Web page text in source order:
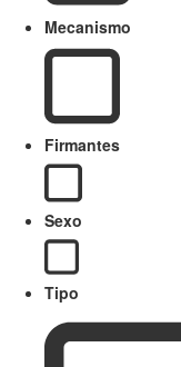
Mecanismo
Firmantes
Sexo
Tipo